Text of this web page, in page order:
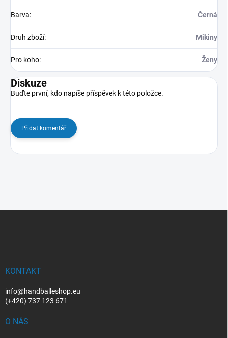
Barva: Černá
Druh zboží: Mikiny
Pro koho: Ženy
Diskuze
Buďte první, kdo napíše příspěvek k této položce.
Přidat komentář
KONTAKT
info@handballeshop.eu
(+420) 737 123 671
O NÁS